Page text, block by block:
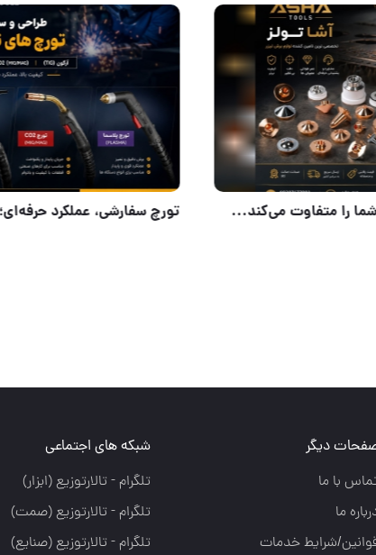
دقتی که برش شما را متفاوت
دیگر
با ما
ما
شرایط خدمات
شبکه های اجتماعی
تلگرام - تالارتوزيع (ابزار)
تلگرام - تالارتوزيع (صمت)
تلگرام - تالارتوزيع (صنايع)